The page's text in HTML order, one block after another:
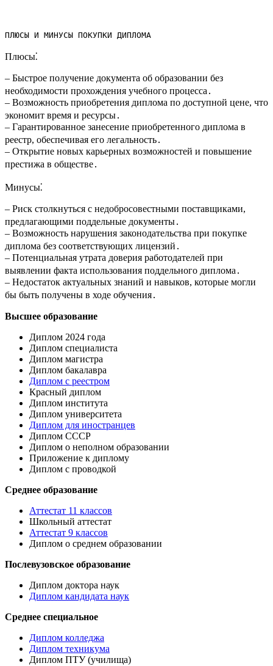
ПЛЮСЫ И МИНУСЫ ПОКУПКИ ДИПЛОМА
Плюсы⁚
– Быстрое получение документа об образовании без
необходимости прохождения учебного процесса․
– Возможность приобретения диплома по доступной цене, что
экономит время и ресурсы․
– Гарантированное занесение приобретенного диплома в
реестр, обеспечивая его легальность․
– Открытие новых карьерных возможностей и повышение
престижа в обществе․
Минусы⁚
– Риск столкнуться с недобросовестными поставщиками,
предлагающими поддельные документы․
– Возможность нарушения законодательства при покупке
диплома без соответствующих лицензий․
– Потенциальная утрата доверия работодателей при
выявлении факта использования поддельного диплома․
– Недостаток актуальных знаний и навыков, которые могли
бы быть получены в ходе обучения․
Высшее образование
Диплом 2024 года
Диплом специалиста
Диплом магистра
Диплом бакалавра
Диплом с реестром
Красный диплом
Диплом института
Диплом университета
Диплом для иностранцев
Диплом СССР
Диплом о неполном образовании
Приложение к диплому
Диплом с проводкой
Среднее образование
Аттестат 11 классов
Школьный аттестат
Аттестат 9 классов
Диплом о среднем образовании
Послевузовское образование
Диплом доктора наук
Диплом кандидата наук
Среднее специальное
Диплом колледжа
Диплом техникума
Диплом ПТУ (училища)